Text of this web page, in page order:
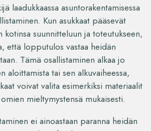
laadukkaassa asuntorakentamisessa
Kun asukkaat pääsevät
kotinsa suunnitteluun ja toteutukseen,
että lopputulos vastaa heidän
Tämä osallistaminen alkaa jo
aloittamista tai sen alkuvaiheessa,
voivat valita esimerkiksi materiaalit
mieltymystensä mukaisesti.
ei ainoastaan paranna heidän